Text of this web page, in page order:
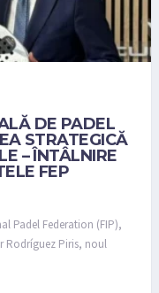
DE PADEL
STRATEGICĂ
– ÎNTÂLNIRE
FEP
Padel Federation (FIP),
Rodríguez Piris, noul